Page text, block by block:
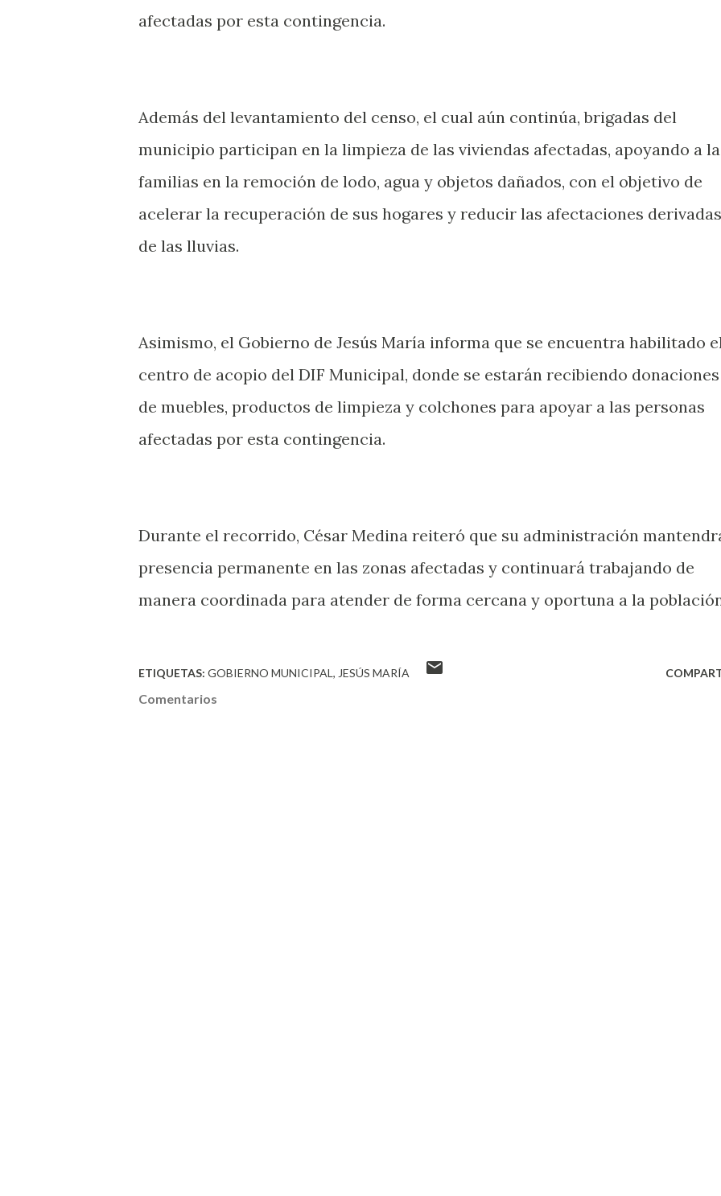
afectadas por esta contingencia.
Además del levantamiento del censo, el cual aún continúa, brigadas del
municipio participan en la limpieza de las viviendas afectadas, apoyando a
familias en la remoción de lodo, agua y objetos dañados, con el objetivo de
acelerar la recuperación de sus hogares y reducir las afectaciones derivadas
de las lluvias.
Asimismo, el Gobierno de Jesús María informa que se encuentra habilitado
centro de acopio del DIF Municipal, donde se estarán recibiendo donaciones
de muebles, productos de limpieza y colchones para apoyar a las personas
afectadas por esta contingencia.
Durante el recorrido, César Medina reiteró que su administración
presencia permanente en las zonas afectadas y continuará trabajando de
manera coordinada para atender de forma cercana y oportuna a la
ETIQUETAS: GOBIERNO MUNICIPAL JESÚS MARÍA
Comentarios